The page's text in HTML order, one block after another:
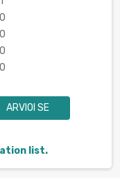
ARVIOI SE
list.